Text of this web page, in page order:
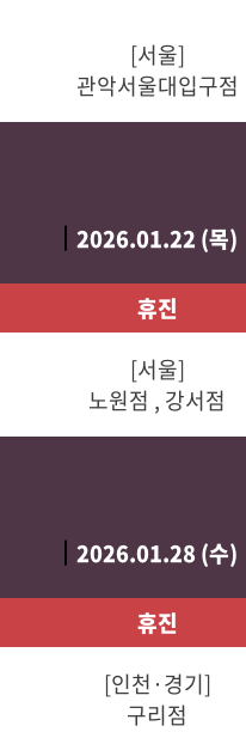
[서울]
관악서울대입구점
2026.01.22 (목)
휴진
[서울]
노원점 , 강서점
2026.01.28 (수)
휴진
[인천·경기]
구리점